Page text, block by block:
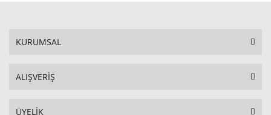
KURUMSAL
ALIŞVERİŞ
ÜYELİK